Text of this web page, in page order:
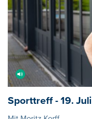
Sporttreff - 19. Juli